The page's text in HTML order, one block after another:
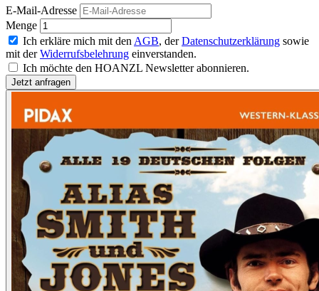
E-Mail-Adresse
Menge
Ich erkläre mich mit den AGB, derDatenschutzerklärung sowie
mit derWiderrufsbelehrung einverstanden.
Ich möchte den HOANZL Newsletter abonnieren.